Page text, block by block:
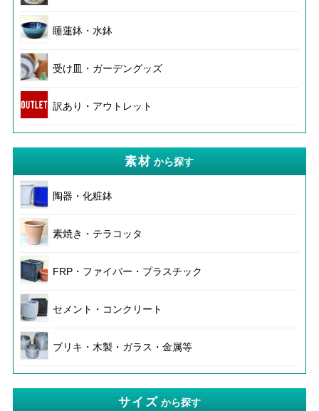
睡蓮鉢・水鉢
受け皿・ガーデングッズ
訳あり・アウトレット
素材 から探す
陶器・化粧鉢
素焼き・テラコッタ
FRP・ファイバー・プラスチック
セメント・コンクリート
ブリキ・木製・ガラス・金属等
サイズ から探す